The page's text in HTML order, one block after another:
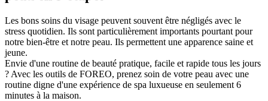
Les bons soins du visage peuvent souvent être négligés avec le
stress quotidien. Ils sont particulièrement importants pourtant pour
notre bien-être et notre peau. Ils permettent une apparence saine et
jeune.
Envie d'une routine de beauté pratique, facile et rapide tous les jours
? Avec les outils de FOREO, prenez soin de votre peau avec une
routine digne d'une expérience de spa luxueuse en seulement 6
minutes à la maison.